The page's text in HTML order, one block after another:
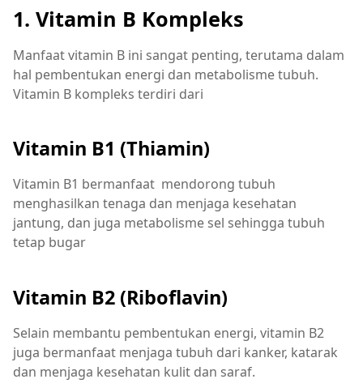
1. Vitamin B Kompleks
Manfaat vitamin B ini sangat penting, terutama dalam
hal pembentukan energi dan metabolisme tubuh.
Vitamin B kompleks terdiri dari
Vitamin B1 (Thiamin)
Vitamin B1 bermanfaat mendorong tubuh
menghasilkan tenaga dan menjaga kesehatan
jantung, dan juga metabolisme sel sehingga tubuh
tetap bugar
Vitamin B2 (Riboflavin)
Selain membantu pembentukan energi, vitamin B2
juga bermanfaat menjaga tubuh dari kanker, katarak
dan menjaga kesehatan kulit dan saraf.